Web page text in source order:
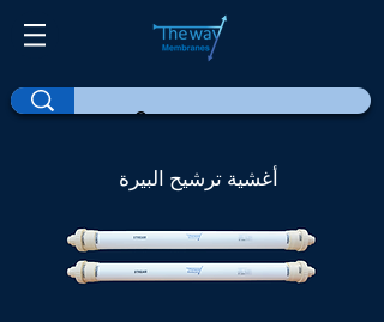
أغشية ترشيح البيرة